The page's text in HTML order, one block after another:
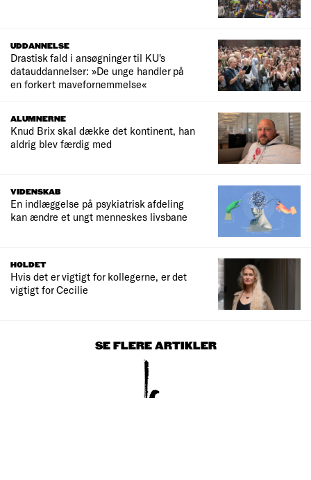
UDDANNELSE
Drastisk fald i ansøgninger til KU's
datauddannelser: »De unge handler på
en forkert mavefornemmelse«
ALUMNERNE
Knud Brix skal dække det kontinent, han
aldrig blev færdig med
VIDENSKAB
En indlæggelse på psykiatrisk afdeling
kan ændre et ungt menneskes livsbane
HOLDET
Hvis det er vigtigt for kollegerne, er det
vigtigt for Cecilie
SE FLERE ARTIKLER